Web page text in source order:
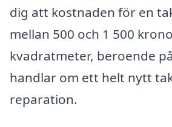
dig att kostnaden för en
mellan 500 och 1 500
kvadratmeter, beroende
handlar om ett helt nytt
reparation.